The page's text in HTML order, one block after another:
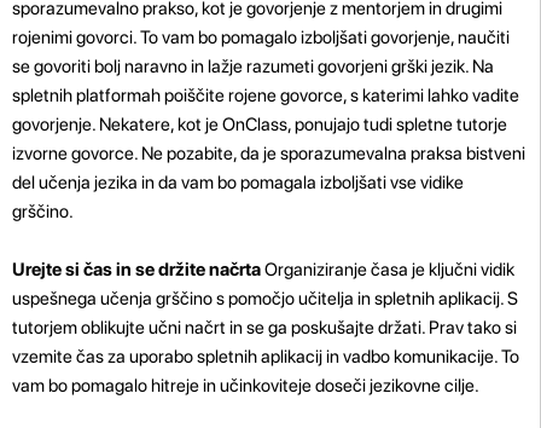
sporazumevalno prakso, kot je govorjenje z mentorjem in drugimi
rojenimi govorci. To vam bo pomagalo izboljšati govorjenje, naučiti
se govoriti bolj naravno in lažje razumeti govorjeni grški jezik. Na
spletnih platformah poiščite rojene govorce, s katerimi lahko vadite
govorjenje. Nekatere, kot je OnClass, ponujajo tudi spletne tutorje
izvorne govorce. Ne pozabite, da je sporazumevalna praksa bistveni
del učenja jezika in da vam bo pomagala izboljšati vse vidike
grščino.
Urejte si čas in se držite načrtaOrganiziranje časa je ključni vidik
uspešnega učenja grščino s pomočjo učitelja in spletnih aplikacij. S
tutorjem oblikujte učni načrt in se ga poskušajte držati. Prav tako si
vzemite čas za uporabo spletnih aplikacij in vadbo komunikacije. To
vam bo pomagalo hitreje in učinkoviteje doseči jezikovne cilje.